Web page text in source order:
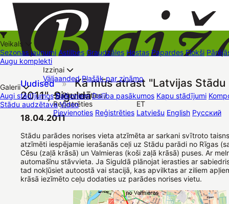
+37126545879 baizas@baizas.lv
Pievienoties /
Reģistrēties
Pievienoties Reģistrēties
ET
Latviešu English Русский
Veikals
Sezonas jaunumi Astilbes Graudzāles Hostas Papardes Flokši
Augu komplekti
Kā iepirkties
Izziņai
Väljaanded Plašāk par zināmo
Galerii
Augi stādījumos Balkoniem Dalība pasākumos Kapu stādījumi
Stādu audzētava Video
Müügipunktid Kontaktid Dāvanu kartes Augu komplekti
Uudised » Kā mūs atrast "Latvijas Stādu
2011", Siguldā
18.04.2011
Stādu parādes norises vieta atzīmēta ar sarkani svītroto
atzīmēti iespējamie ierašanās ceļi uz Stādu parādi no Rīgas
Cēsu (zaļā krāsā) un Valmieras (koši zaļā krāsā) puses. Ar
automašīnu stāvvieta. Ja Siguldā plānojat ierasties ar
tad nokļūsiet autoostā vai stacijā, kas apvilktas ar ziliem
krāsā iezīmēto ceļu dodaties uz parādes norises vietu.